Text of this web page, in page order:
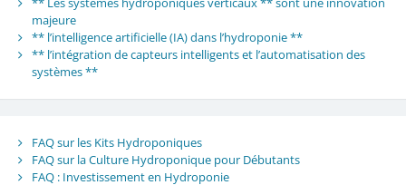
majeure
** l’intelligence artificielle (IA) dans l’hydroponie **
** l’intégration de capteurs intelligents et l’automatisation des
systèmes **
FAQ sur les Kits Hydroponiques
FAQ sur la Culture Hydroponique pour Débutants
FAQ : Investissement en Hydroponie